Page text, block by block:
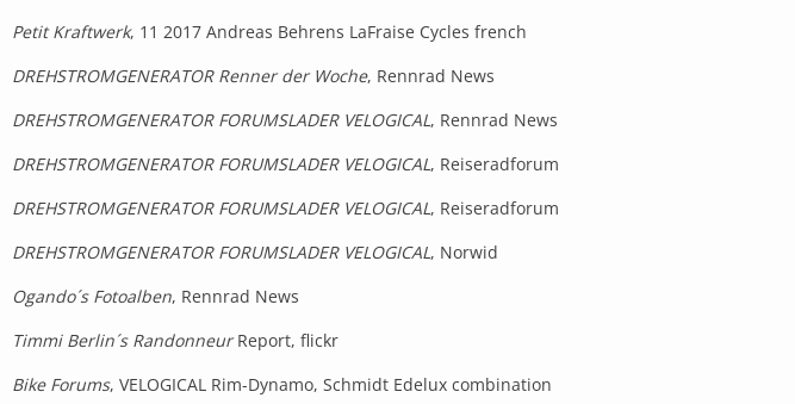
Petit Kraftwerk, 11 2017 Andreas Behrens LaFraise Cycles french
DREHSTROMGENERATOR Renner der Woche, Rennrad News
DREHSTROMGENERATOR FORUMSLADER VELOGICAL, Rennrad News
DREHSTROMGENERATOR FORUMSLADER VELOGICAL, Reiseradforum
DREHSTROMGENERATOR FORUMSLADER VELOGICAL, Reiseradforum
DREHSTROMGENERATOR FORUMSLADER VELOGICAL, Norwid
Ogando´s Fotoalben, Rennrad News
Timmi Berlin´s RandonneurReport, flickr
Bike Forums, VELOGICAL Rim-Dynamo, Schmidt Edelux combination